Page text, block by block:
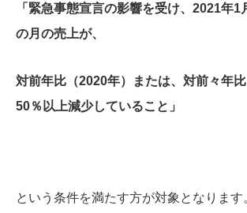
「緊急事態宣言の影響を受け、2021年1
の月の売上が、
対前年比（2020年）または、対前々年
50％以上減少していること」
という条件を満たす方が対象となります